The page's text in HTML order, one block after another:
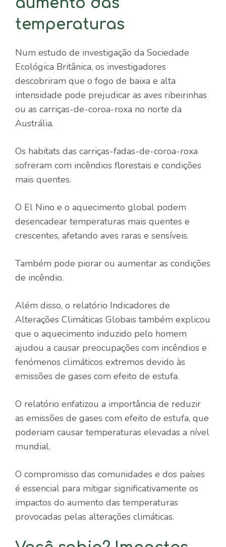
temperaturas
Num estudo de investigação da Sociedade
Ecológica Britânica, os investigadores
descobriram que o fogo de baixa e alta
intensidade pode prejudicar as aves ribeirinhas
ou as carriças-de-coroa-roxa no norte da
Austrália.
Os habitats das carriças-fadas-de-coroa-roxa
sofreram com incêndios florestais e condições
mais quentes.
O El Nino e o aquecimento global podem
desencadear temperaturas mais quentes e
crescentes, afetando aves raras e sensíveis.
Também pode piorar ou aumentar as condições
de incêndio.
Além disso, o relatório Indicadores de
Alterações Climáticas Globais também explicou
que o aquecimento induzido pelo homem
ajudou a causar preocupações com incêndios e
fenómenos climáticos extremos devido às
emissões de gases com efeito de estufa.
O relatório enfatizou a importância de reduzir
as emissões de gases com efeito de estufa, que
poderiam causar temperaturas elevadas a nível
mundial.
O compromisso das comunidades e dos países
é essencial para mitigar significativamente os
impactos do aumento das temperaturas
provocadas pelas alterações climáticas.